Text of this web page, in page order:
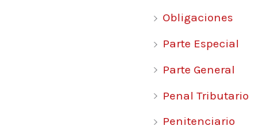
Obligaciones
Parte Especial
Parte General
Penal Tributario
Penitenciario